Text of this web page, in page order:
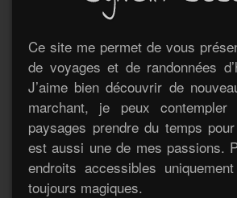
Ce site me permet de vous
de voyages et de randonnées
J’aime bien découvrir de
marchant, je peux contempler
paysages prendre du temps
est aussi une de mes passions.
endroits accessibles
toujours magiques.